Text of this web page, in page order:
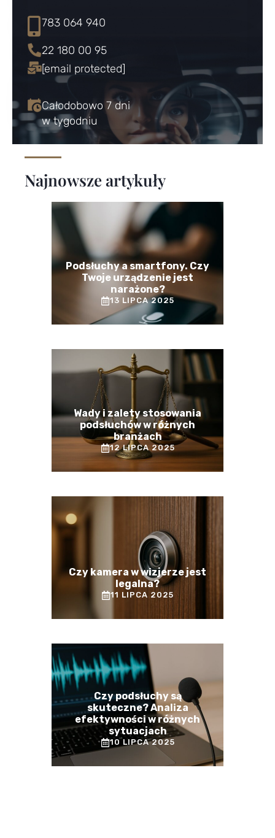
783 064 940
22 180 00 95
[email protected]
Całodobowo 7 dni
w tygodniu
Najnowsze artykuły
Podsłuchy a smartfony. Czy
Twoje urządzenie jest
narażone?
13 LIPCA 2025
Wady i zalety stosowania
podsłuchów w różnych
branżach
12 LIPCA 2025
Czy kamera w wizjerze jest
legalna?
11 LIPCA 2025
Czy podsłuchy są
skuteczne? Analiza
efektywności w różnych
sytuacjach
10 LIPCA 2025